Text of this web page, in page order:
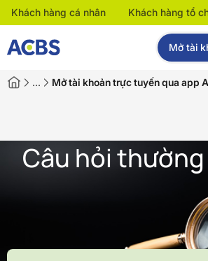
Khách hàng cá nhân Khách hàng tổ
Mở tài
… Mở tài khoản trực tuyến qua app
Câu hỏi